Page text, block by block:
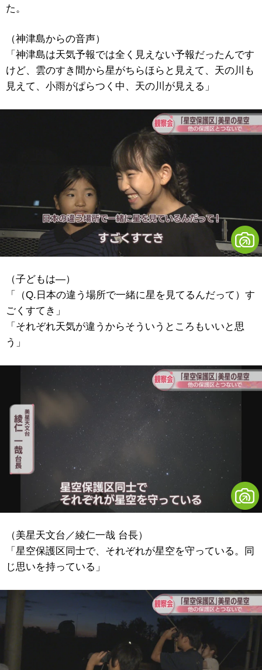
た。
（神津島からの音声）
「神津島は天気予報では全く見えない予報だったんです
けど、雲のすき間から星がちらほらと見えて、天の川も
見えて、小雨がぱらつく中、天の川が見える」
（子どもは―）
「（Q.日本の違う場所で一緒に星を見てるんだって）す
ごくすてき」
「それぞれ天気が違うからそういうところもいいと思
う」
（美星天文台／綾仁一哉 台長）
「星空保護区同士で、それぞれが星空を守っている。同
じ思いを持っている」